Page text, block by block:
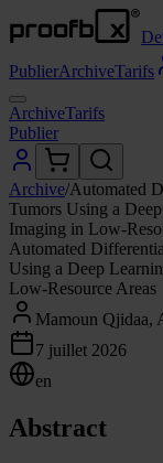
PublierArchiveTarifs
ArchiveTarifs
Publier
Archive/Automated
Tumors Using a
Imaging in Low-
Automated
Using a Deep
Low-Resource Areas
Mamoun Qjidaa,
7 juillet 2026
en
Abstract